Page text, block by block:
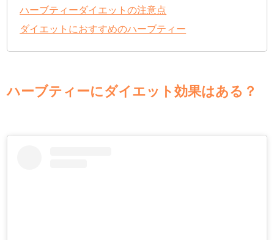
ハーブティーダイエットの注意点
ダイエットにおすすめのハーブティー
ハーブティーにダイエット効果はある？